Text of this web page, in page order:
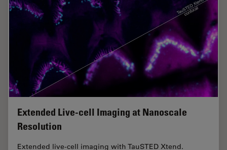
Extended Live-cell Imaging at Nanoscale
Resolution
Extended live-cell imaging with TauSTED Xtend.